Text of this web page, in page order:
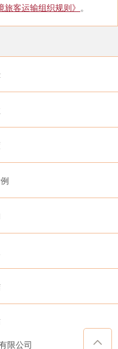
旅客运输组织规则》 。
限公司